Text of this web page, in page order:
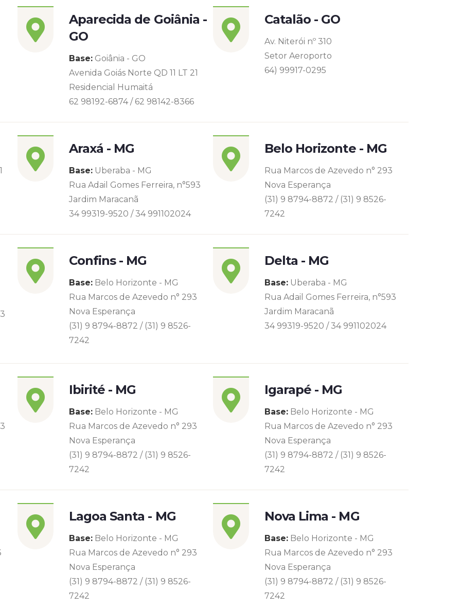
Aparecida de Goiânia -
GO
Base: Goiânia - GO
Avenida Goiás Norte QD 11 LT 21
Residencial Humaitá
62 98192-6874 / 62 98142-8366
Catalão - GO
Av. Niterói nº 310
Setor Aeroporto
64) 99917-0295
Araxá - MG
Base: Uberaba - MG
Rua Adail Gomes Ferreira, n°593
Jardim Maracanã
34 99319-9520 / 34 991102024
Belo Horizonte - MG
Rua Marcos de Azevedo n° 293
Nova Esperança
(31) 9 8794-8872 / (31) 9 8526-
7242
Confins - MG
Base: Belo Horizonte - MG
Rua Marcos de Azevedo n° 293
Nova Esperança
(31) 9 8794-8872 / (31) 9 8526-
7242
Delta - MG
Base: Uberaba - MG
Rua Adail Gomes Ferreira, n°593
Jardim Maracanã
34 99319-9520 / 34 991102024
Ibirité - MG
Base: Belo Horizonte - MG
Rua Marcos de Azevedo n° 293
Nova Esperança
(31) 9 8794-8872 / (31) 9 8526-
7242
Igarapé - MG
Base: Belo Horizonte - MG
Rua Marcos de Azevedo n° 293
Nova Esperança
(31) 9 8794-8872 / (31) 9 8526-
7242
Lagoa Santa - MG
Base: Belo Horizonte - MG
Rua Marcos de Azevedo n° 293
Nova Esperança
(31) 9 8794-8872 / (31) 9 8526-
7242
Nova Lima - MG
Base: Belo Horizonte - MG
Rua Marcos de Azevedo n° 293
Nova Esperança
(31) 9 8794-8872 / (31) 9 8526-
7242